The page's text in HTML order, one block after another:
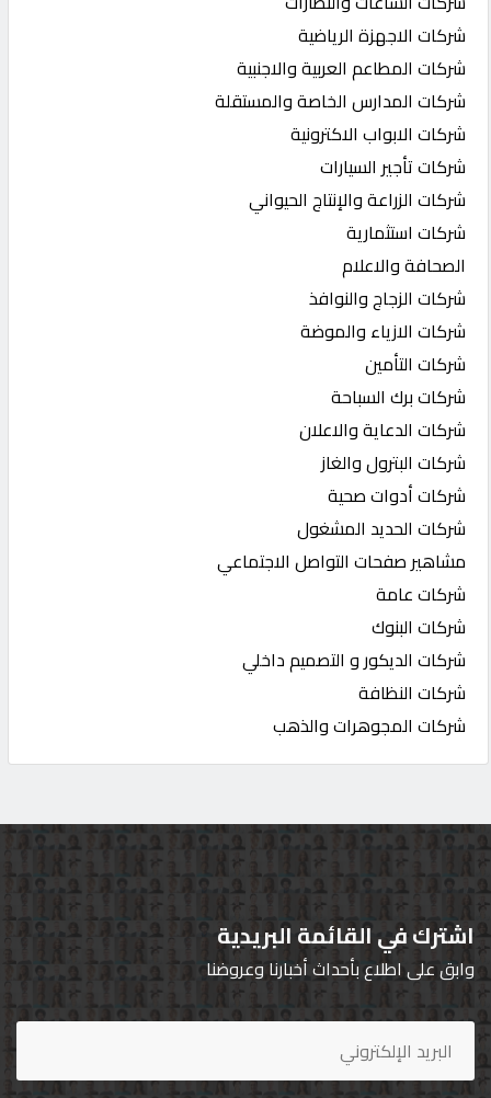
شركات الاجهزة الرياضية
شركات المطاعم العربية والاجنبية
شركات المدارس الخاصة والمستقلة
شركات الابواب الاكترونية
شركات تأجير السيارات
شركات الزراعة والإنتاج الحيواني
شركات استثمارية
الصحافة والاعلام
شركات الزجاج والنوافذ
شركات الازياء والموضة
شركات التأمين
شركات برك السباحة
شركات الدعاية والاعلان
شركات البترول والغاز
شركات أدوات صحية
شركات الحديد المشغول
مشاهير صفحات التواصل الاجتماعي
شركات عامة
شركات البنوك
شركات الديكور و التصميم داخلي
شركات النظافة
شركات المجوهرات والذهب
اشترك في القائمة البريدية
وابق على اطلاع بأحداث أخبارنا وعروضنا